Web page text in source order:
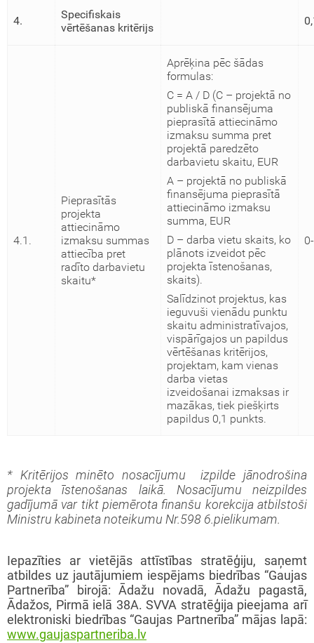
4.
Specifiskais
vērtēšanas kritērijs
4.1.
Pieprasītās
projekta
attiecināmo
izmaksu summas
attiecība pret
radīto darbavietu
skaitu*
Aprēķina pēc šādas
formulas:
C = A / D (C – projektā no
publiskā finansējuma
pieprasītā attiecināmo
izmaksu summa pret
projektā paredzēto
darbavietu skaitu, EUR
A – projektā no publiskā
finansējuma pieprasītā
attiecināmo izmaksu
summa, EUR
D – darba vietu skaits, ko
plānots izveidot pēc
projekta īstenošanas,
skaits).
Salīdzinot projektus, kas
ieguvuši vienādu punktu
skaitu administratīvajos,
vispārīgajos un papildus
vērtēšanas kritērijos,
projektam, kam vienas
darba vietas
izveidošanai izmaksas ir
mazākas, tiek piešķirts
papildus 0,1 punkts.
* Kritērijos minēto nosacījumu izpilde jānodrošina
projekta īstenošanas laikā. Nosacījumu neizpildes
gadījumā var tikt piemērota finanšu korekcija atbilstoši
Ministru kabineta noteikumu Nr.598 6.pielikumam.
Iepazīties ar vietējās attīstības stratēģiju, saņemt
atbildes uz jautājumiem iespējams biedrības “Gaujas
Partnerība” birojā: Ādažu novadā, Ādažu pagastā,
Ādažos, Pirmā ielā 38A. SVVA stratēģija pieejama arī
elektroniski biedrības “Gaujas Partnerība” mājas lapā:
www.gaujaspartneriba.lv